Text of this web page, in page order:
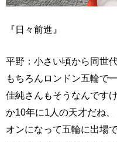
『日々前進』
平野：小さい頃から同世
もちろんロンドン五輪で
佳純さんもそうなんです
か10年に1人の天才だね
オンになって五輪に出場